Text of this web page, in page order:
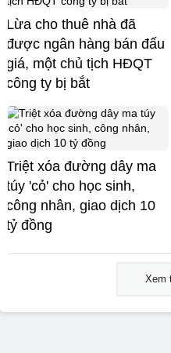
Lừa cho thuê nhà đã
được ngân hàng bán đấu
giá, một chủ tịch HĐQT
công ty bị bắt
Triệt xóa đường dây ma
túy 'cỏ' cho học sinh,
công nhân, giao dịch 10
tỷ đồng
Xem